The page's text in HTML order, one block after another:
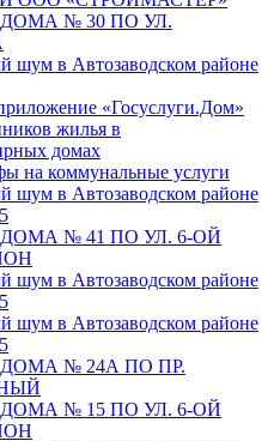
№ 30 ПО УЛ.
в Автозаводском районе
«Госуслуги.Дом»
жилья в
домах
на коммунальные услуги
в Автозаводском районе
№ 41 ПО УЛ. 6-ОЙ
в Автозаводском районе
в Автозаводском районе
№ 24А ПО ПР.
№ 15 ПО УЛ. 6-ОЙ